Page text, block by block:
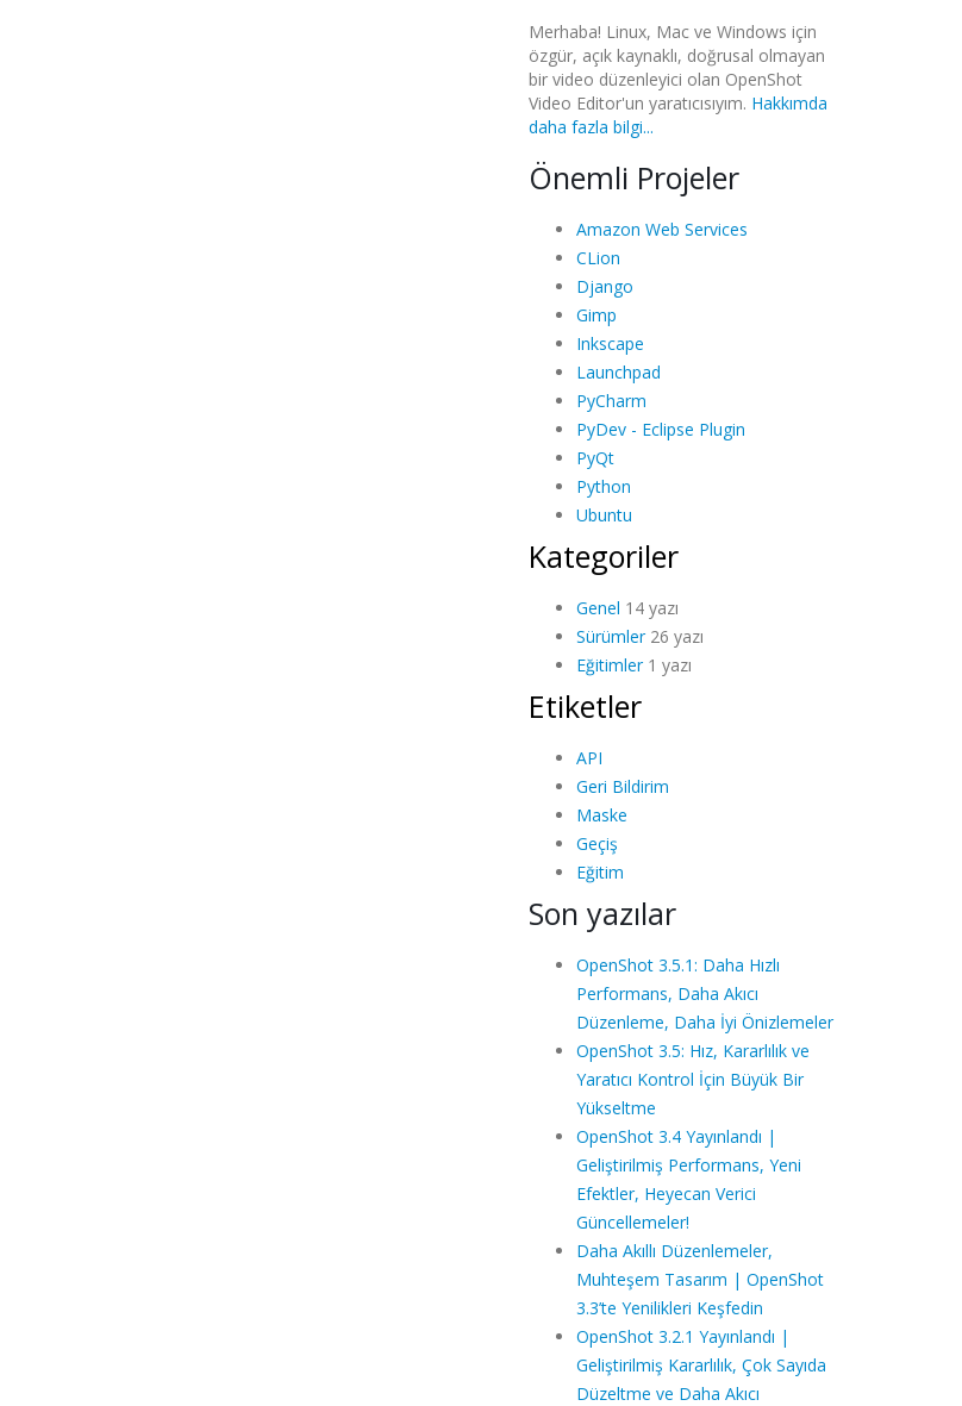
Merhaba! Linux, Mac ve Windows için
özgür, açık kaynaklı, doğrusal olmayan
bir video düzenleyici olan OpenShot
Video Editor'un yaratıcısıyım. Hakkımda
daha fazla bilgi...
Önemli Projeler
Amazon Web Services
CLion
Django
Gimp
Inkscape
Launchpad
PyCharm
PyDev - Eclipse Plugin
PyQt
Python
Ubuntu
Kategoriler
Genel 14 yazı
Sürümler26 yazı
Eğitimler1 yazı
Etiketler
API
Geri Bildirim
Maske
Geçiş
Eğitim
Son yazılar
OpenShot 3.5.1: Daha Hızlı
Performans, Daha Akıcı
Düzenleme, Daha İyi Önizlemeler
OpenShot 3.5: Hız, Kararlılık ve
Yaratıcı Kontrol İçin Büyük Bir
Yükseltme
OpenShot 3.4 Yayınlandı |
Geliştirilmiş Performans, Yeni
Efektler, Heyecan Verici
Güncellemeler!
Daha Akıllı Düzenlemeler,
Muhteşem Tasarım | OpenShot
3.3’te Yenilikleri Keşfedin
OpenShot 3.2.1 Yayınlandı |
Geliştirilmiş Kararlılık, Çok Sayıda
Düzeltme ve Daha Akıcı